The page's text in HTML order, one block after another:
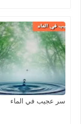
سر عجيب في الماء